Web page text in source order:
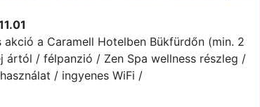
akció a Caramell Hotelben Bükfürdőn (min. 2
/ félpanzió / Zen Spa wellness részleg /
/ ingyenes WiFi /